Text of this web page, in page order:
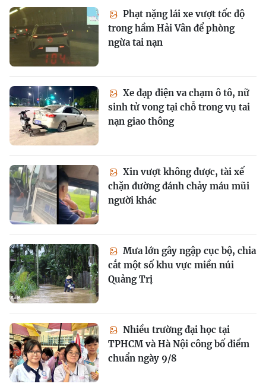
Phạt nặng lái xe vượt tốc độ
trong hầm Hải Vân để phòng
ngừa tai nạn
Xe đạp điện va chạm ô tô, nữ
sinh tử vong tại chỗ trong vụ tai
nạn giao thông
Xin vượt không được, tài xế
chặn đường đánh chảy máu mũi
người khác
Mưa lớn gây ngập cục bộ, chia
cắt một số khu vực miền núi
Quảng Trị
Nhiều trường đại học tại
TPHCM và Hà Nội công bố điểm
chuẩn ngày 9/8